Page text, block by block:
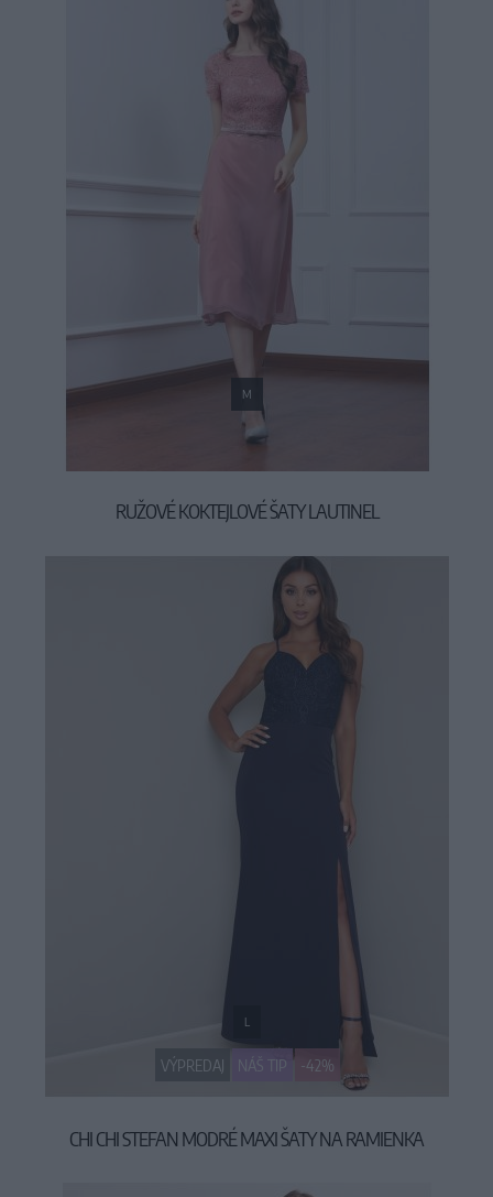
M
RUŽOVÉ KOKTEJLOVÉ ŠATY LAUTINEL
89,90 €
VÝPREDAJ NÁŠ TIP -42%
L
CHI CHI STEFAN MODRÉ MAXI ŠATY NA RAMIENKA
54,90 €